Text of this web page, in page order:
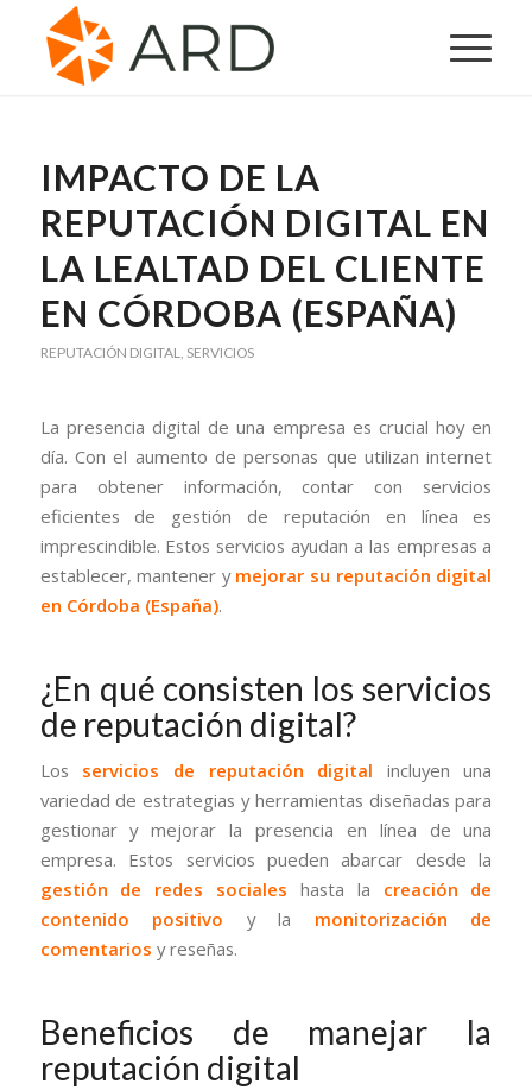
IMPACTO DE LA
REPUTACIÓN DIGITAL EN
LA LEALTAD DEL CLIENTE
EN CÓRDOBA (ESPAÑA)
REPUTACIÓN DIGITAL, SERVICIOS
La presencia digital de una empresa es crucial hoy en
día. Con el aumento de personas que utilizan internet
para obtener información, contar con servicios
eficientes de gestión de reputación en línea es
imprescindible. Estos servicios ayudan a las empresas a
establecer, mantener ymejorar su reputación digital
en Córdoba (España).
¿En qué consisten los servicios
de reputación digital?
Los servicios de reputación digital incluyen una
variedad de estrategias y herramientas diseñadas para
gestionar y mejorar la presencia en línea de una
empresa. Estos servicios pueden abarcar desde la
gestión de redes sociales hasta la creación de
contenido positivo y la monitorización de
comentarios y reseñas.
Beneficios de manejar la
reputación digital